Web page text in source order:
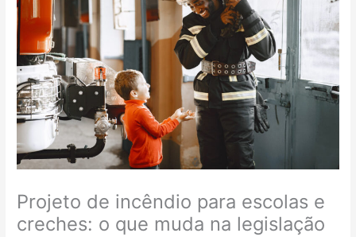
Projeto de incêndio para escolas e
creches: o que muda na legislação